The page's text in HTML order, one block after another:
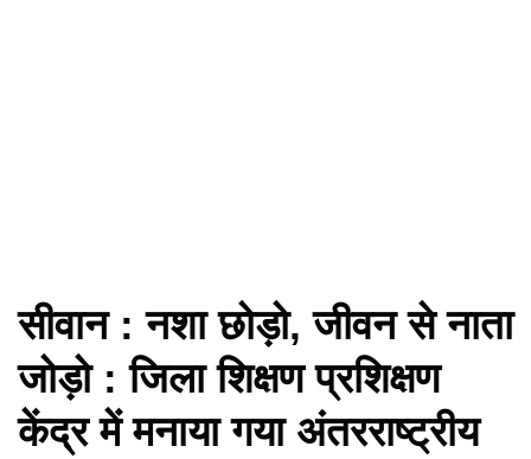
सीवान : नशा छोड़ो, जीवन से नाता
जोड़ो : जिला शिक्षण प्रशिक्षण
केंद्र में मनाया गया अंतरराष्ट्रीय